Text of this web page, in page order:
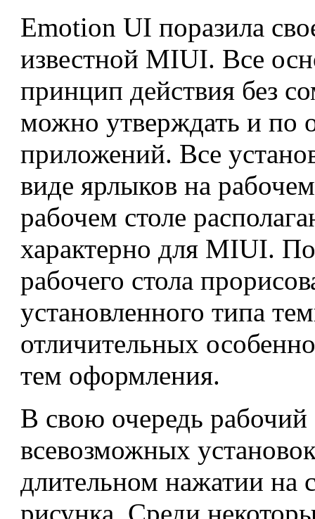
Emotion UI поразила
известной MIUI. Все
принцип действия без
можно утверждать и по
приложений. Все
виде ярлыков на
рабочем столе
характерно для MIUI.
рабочего стола
установленного типа
отличительных
тем оформления.
В свою очередь рабочий
всевозможных
длительном нажатии на